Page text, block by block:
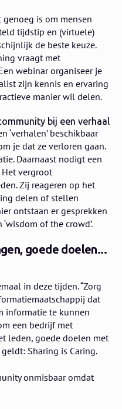
genoeg is om mensen
tijdstip en (virtuele)
de beste keuze.
vraagt met
webinar organiseer je
zijn kennis en ervaring
manier wil delen.
bij een verhaal
‘verhalen’ beschikbaar
je dat ze verloren gaan.
Daarnaast nodigt een
vergroot
Zij reageren op het
delen of stellen
ontstaan er gesprekken
of the crowd’.
goede doelen...
in deze tijden. “Zorg
dat
informatie te kunnen
een bedrijf met
leden, goede doelen met
Sharing is Caring.
onmisbaar omdat